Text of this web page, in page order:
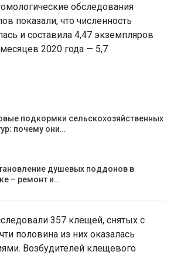
обследования
показали, что численность
и составила 4,47 экземпляров
2020 года — 5,7
подкормки сельскохозяйственных
почему они…
душевых поддонов в
– ремонт и…
357 клещей, снятых с
половина из них оказалась
Возбудителей клещевого